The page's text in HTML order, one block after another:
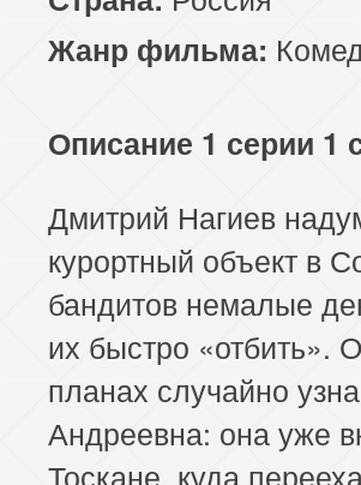
Жанр фильма:
Описание 1 серии 1
Дмитрий Нагиев
курортный объект в
бандитов немалые
их быстро «отбить».
планах случайно
Андреевна: она уже
Тоскане, куда